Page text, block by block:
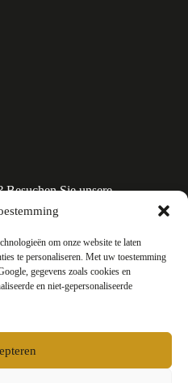
om onze website te laten
te personaliseren. Met uw toestemming
gegevens zoals cookies en
en niet-gepersonaliseerde
Besuchen Sie unsere